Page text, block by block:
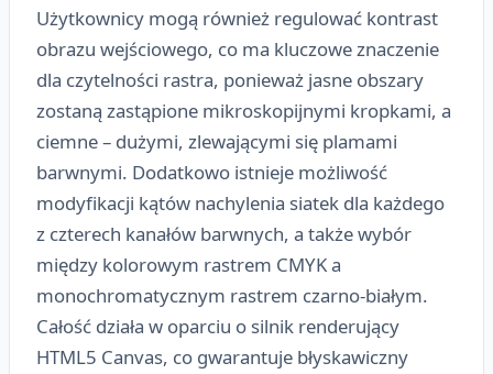
Użytkownicy mogą również regulować kontrast
obrazu wejściowego, co ma kluczowe znaczenie
dla czytelności rastra, ponieważ jasne obszary
zostaną zastąpione mikroskopijnymi kropkami, a
ciemne – dużymi, zlewającymi się plamami
barwnymi. Dodatkowo istnieje możliwość
modyfikacji kątów nachylenia siatek dla każdego
z czterech kanałów barwnych, a także wybór
między kolorowym rastrem CMYK a
monochromatycznym rastrem czarno-białym.
Całość działa w oparciu o silnik renderujący
HTML5 Canvas, co gwarantuje błyskawiczny